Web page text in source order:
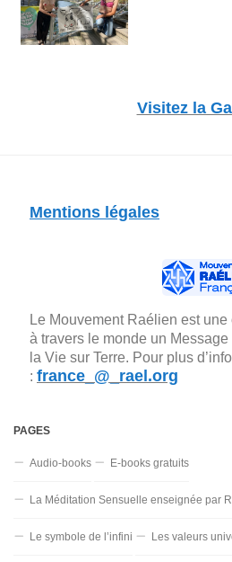
Visitez la
Mentions légales
Le Mouvement Raélien est
à travers le monde un
la Vie sur Terre. Pour plus
: france_@_rael.org
PAGES
Audio-books E-books gratuits
La Méditation Sensuelle enseignée par
Le symbole de l’infini Les valeurs